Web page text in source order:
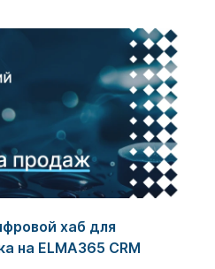
хаб для
на ELMA365 CRM